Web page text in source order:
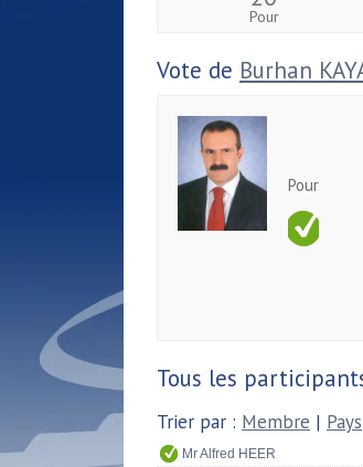
Pour
Vote de Burhan
Pour
Tous les
Trier par : Membre | Pays
Mr Alfred HEER